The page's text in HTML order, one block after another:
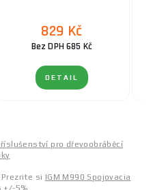
829 Kč
Bez DPH 685 Kč
DETAIL
pro dřevoobráběcí
si IGM M990 Spojovacia
+/-5%